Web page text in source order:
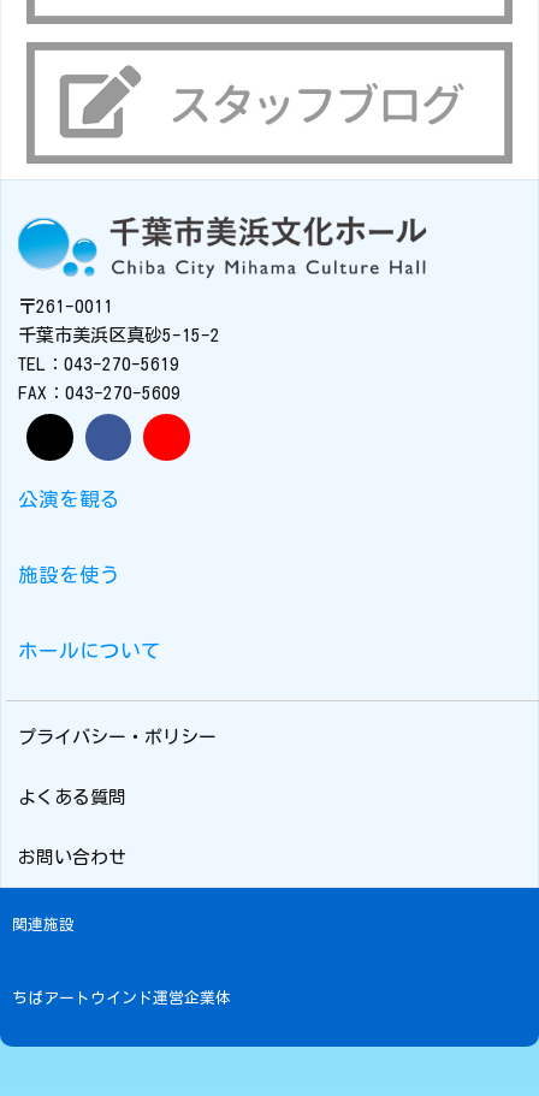
〒261-0011
千葉市美浜区真砂5-15-2
TEL：043-270-5619
FAX：043-270-5609
公演を観る
施設を使う
ホールについて
プライバシー・ポリシー
よくある質問
お問い合わせ
関連施設
ちばアートウインド運営企業体